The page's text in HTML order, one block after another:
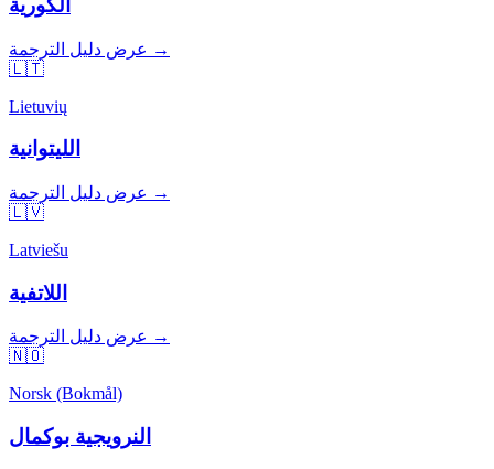
الكورية
عرض دليل الترجمة →
🇱🇹
Lietuvių
الليتوانية
عرض دليل الترجمة →
🇱🇻
Latviešu
اللاتفية
عرض دليل الترجمة →
🇳🇴
Norsk (Bokmål)
النرويجية بوكمال